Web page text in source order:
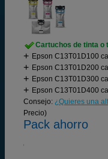
Cartuchos de tinta o
Epson C13T01D100
Epson C13T01D200
Epson C13T01D300
Epson C13T01D400
Consejo: ¿Quieres una
Precio)
Pack ahorro